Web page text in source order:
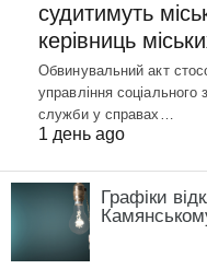
судитимуть
керівниць
Обвинувальний акт
управління соціального
служби у справах…
1 день ago
Графіки